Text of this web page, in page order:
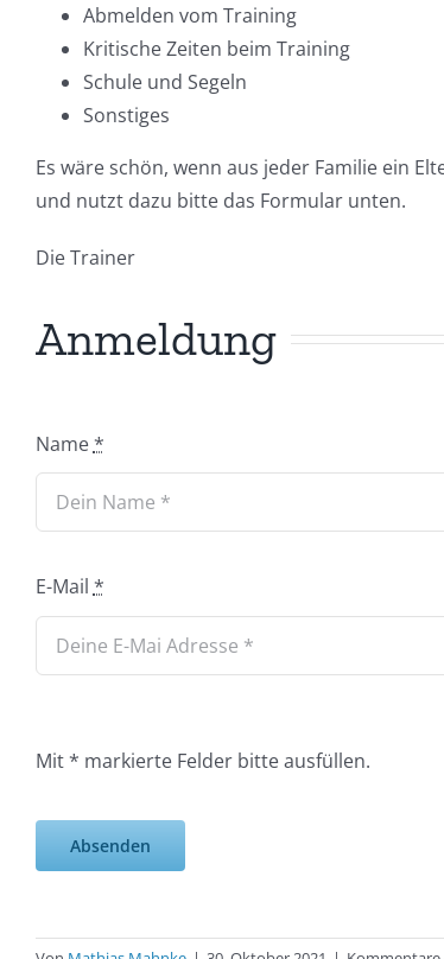
Abmelden vom Training
Kritische Zeiten beim Training
Schule und Segeln
Sonstiges
Es wäre schön, wenn aus jeder Familie ein
und nutzt dazu bitte das Formular unten.
Die Trainer
Anmeldung
Name*
E-Mail *
Mit * markierte Felder bitte ausfüllen.
Absenden